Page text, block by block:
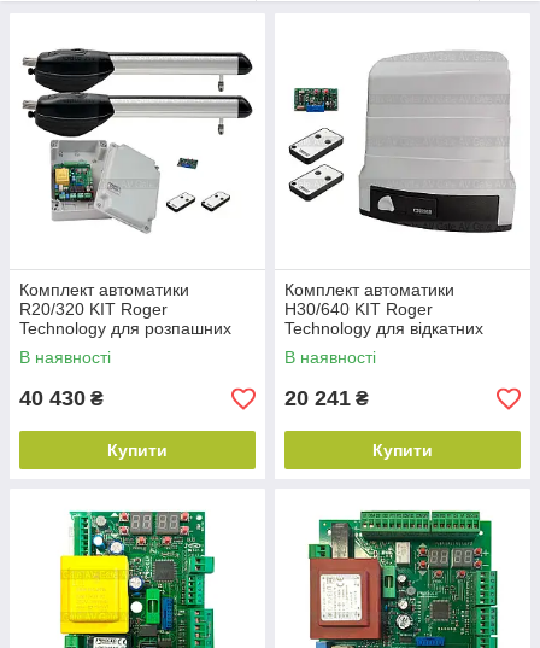
продовжує розробляти більш досконалі системи, відкриваючи
Бездоганна якість, гарантована надійність, фірмовий стиль
дозволяють позиціонувати автоматику ROGER
TECHNOLOGY як продукцію елітного класу.
ROGER TECHNOLOGY – це Ваш рівень якості!
Комплект автоматики
R20/320 KIT Roger
Technology для розпашних
воріт (ширина до 5 м)
В наявності
40 430 ₴
Купити
Комплект автоматики
H30/640 KIT Roger
Technology для відкатних
воріт (маса до 600 кг)
В наявності
20 241 ₴
Купити